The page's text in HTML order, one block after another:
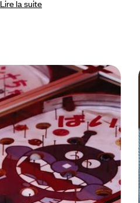
Lire la suite